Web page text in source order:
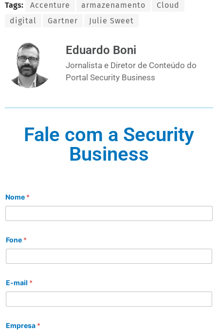
Tags: Accenture armazenamento
Cloud
digital
Gartner Julie Sweet
Eduardo Boni
Jornalista e Diretor de Conteúdo do
Portal Security Business
Fale com a Security
Business
Nome *
Fone *
E-mail *
Empresa *